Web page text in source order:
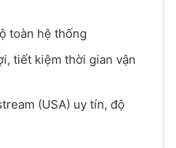
toàn hệ thống
tiết kiệm thời gian vận
(USA) uy tín, độ